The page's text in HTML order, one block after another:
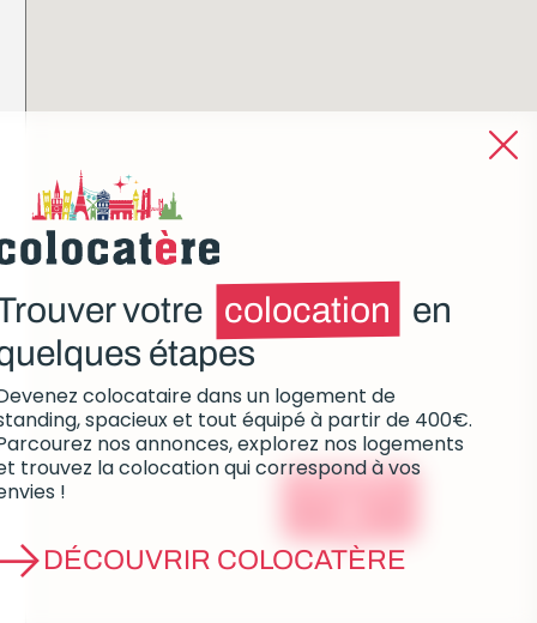
votre colocation
en
étapes
colocataire dans un logement de
spacieux et tout équipé à partir de 400€.
nos annonces, explorez nos logements
trouvez la colocation qui correspond à vos
!
DÉCOUVRIR COLOCATÈRE
Colocations :